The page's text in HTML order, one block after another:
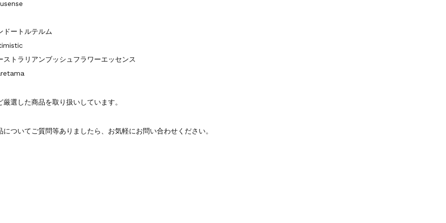
ドートルテルム
ストラリアンブッシュフラワーエッセンス
厳選した商品を取り扱いしています。
についてご質問等ありましたら、お気軽にお問い合わせください。